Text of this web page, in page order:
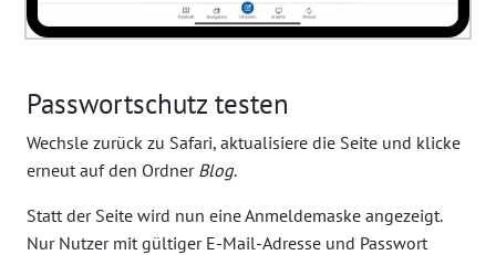
Passwortschutz testen
Wechsle zurück zu Safari, aktualisiere die Seite und klicke
erneut auf den Ordner Blog.
Statt der Seite wird nun eine Anmeldemaske angezeigt.
Nur Nutzer mit gültiger E-Mail-Adresse und Passwort